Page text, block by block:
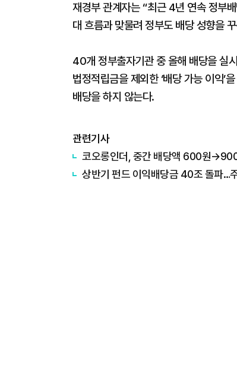
재경부 관계자는 “최근 4년 연속 정부
대 흐름과 맞물려 정부도 배당 성향을
40개 정부출자기관 중 올해 배당을 실
법정적립금을 제외한 ‘배당 가능 이익’
배당을 하지 않는다.
관련기사
코오롱인더, 중간 배당액 600원
상반기 펀드 이익배당금 40조 돌파…